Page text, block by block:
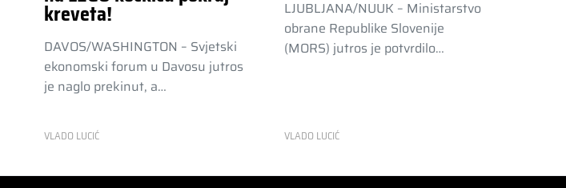
kreveta!
DAVOS/WASHINGTON – Svjetski
ekonomski forum u Davosu jutros
je naglo prekinut, a…
VLADO LUCIĆ
LJUBLJANA/NUUK – Ministarstvo
obrane Republike Slovenije
(MORS) jutros je potvrdilo…
VLADO LUCIĆ